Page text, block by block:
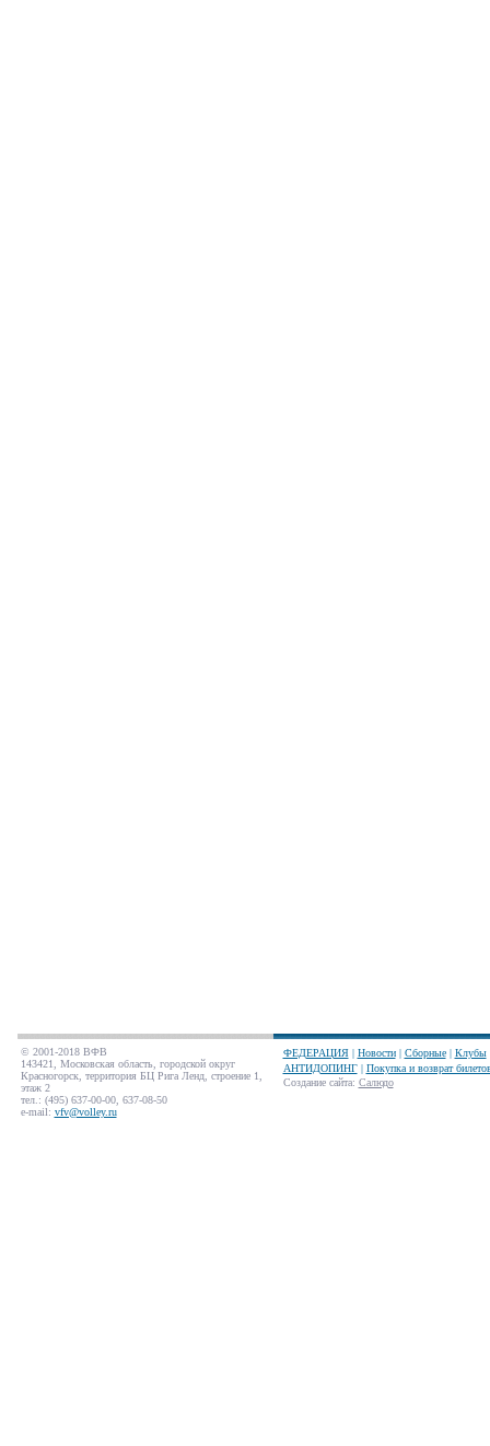
© 2001-2018 ВФВ
143421, Московская область, городской округ
Красногорск, территория БЦ Рига Ленд, строение 1,
этаж 2
тел.: (495) 637-00-00, 637-08-50
e-mail: vfv@volley.ru
ФЕДЕРАЦИЯ| Новости| Сборные| Клубы
АНТИДОПИНГ| Покупка и возврат
Создание сайта: Салюдо